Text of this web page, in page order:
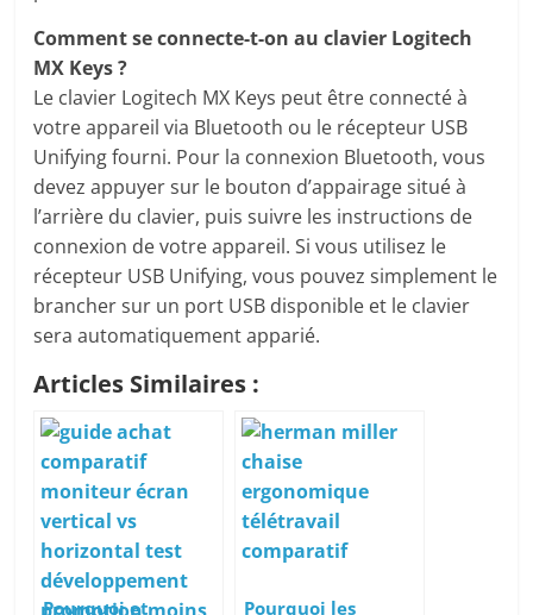
Comment se connecte-t-on au clavier Logitech
MX Keys ?
Le clavier Logitech MX Keys peut être connecté à
votre appareil via Bluetooth ou le récepteur USB
Unifying fourni. Pour la connexion Bluetooth, vous
devez appuyer sur le bouton d’appairage situé à
l’arrière du clavier, puis suivre les instructions de
connexion de votre appareil. Si vous utilisez le
récepteur USB Unifying, vous pouvez simplement le
brancher sur un port USB disponible et le clavier
sera automatiquement apparié.
Articles Similaires :
Pourquoi et
Pourquoi les